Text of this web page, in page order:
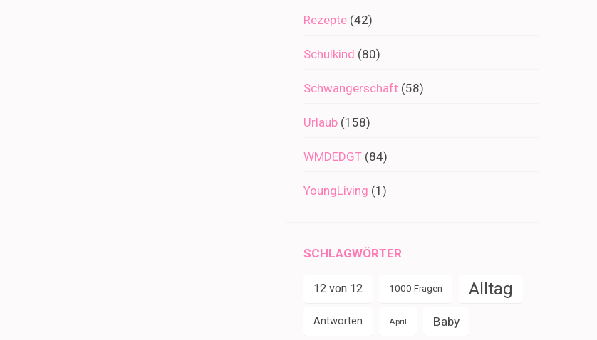
Rezepte (42)
Schulkind (80)
Schwangerschaft (58)
Urlaub (158)
WMDEDGT (84)
YoungLiving (1)
SCHLAGWÖRTER
12 von 12 1000 Fragen Alltag
Antworten April Baby